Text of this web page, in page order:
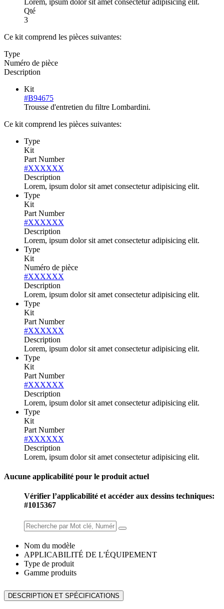
Lorem, ipsum dolor sit amet consectetur adipisicing elit.
Qté
3
Ce kit comprend les pièces suivantes:
Type
Numéro de pièce
Description
Kit
#B94675
Trousse d'entretien du filtre Lombardini.
Ce kit comprend les pièces suivantes:
Type
Kit
Part Number
#XXXXXX
Description
Lorem, ipsum dolor sit amet consectetur adipisicing elit.
Type
Kit
Part Number
#XXXXXX
Description
Lorem, ipsum dolor sit amet consectetur adipisicing elit.
Type
Kit
Numéro de pièce
#XXXXXX
Description
Lorem, ipsum dolor sit amet consectetur adipisicing elit.
Type
Kit
Part Number
#XXXXXX
Description
Lorem, ipsum dolor sit amet consectetur adipisicing elit.
Type
Kit
Part Number
#XXXXXX
Description
Lorem, ipsum dolor sit amet consectetur adipisicing elit.
Type
Kit
Part Number
#XXXXXX
Description
Lorem, ipsum dolor sit amet consectetur adipisicing elit.
Aucune applicabilité pour le produit actuel
Vérifier l’applicabilité et accéder aux dessins techniques:
#1015367
Nom du modèle
APPLICABILITÉ DE L'ÉQUIPEMENT
Type de produit
Gamme produits
DESCRIPTION ET SPÉCIFICATIONS